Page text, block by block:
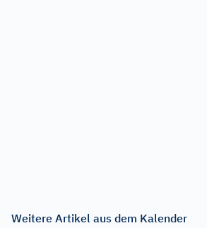
Weitere Artikel aus dem Kalender